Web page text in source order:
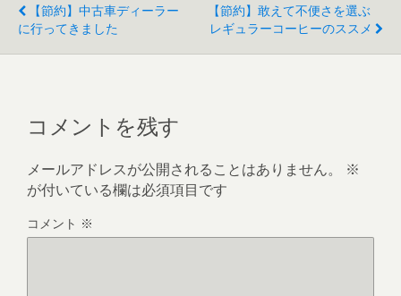
【節約】中古車ディーラー
に行ってきました
【節約】敢えて不便さを選ぶ
レギュラーコーヒーのススメ
コメントを残す
メールアドレスが公開されることはありません。
※
が付いている欄は必須項目です
コメント ※